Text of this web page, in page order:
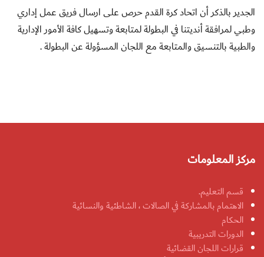
الجدير بالذكر أن اتحاد كرة القدم حرص على ارسال فريق عمل إداري
وطبي لمرافقة أنديتنا في البطولة لمتابعة وتسهيل كافة الأمور الإدارية
والطبية بالتنسيق والمتابعة مع اللجان المسؤولة عن البطولة .
مركز المعلومات
قسم التعليم.
الاهتمام بالمشاركة في الصالات ، الشاطئية والنسائية
الحكام
الدورات التدريبية
قرارات اللجان القضائية